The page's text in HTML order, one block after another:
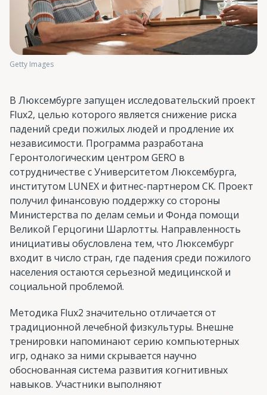
Getty Images
В Люксембурге запущен исследовательский проект
Flux2, целью которого является снижение риска
падений среди пожилых людей и продление их
независимости. Программа разработана
Геронтологическим центром GERO в
сотрудничестве с Университетом Люксембурга,
институтом LUNEX и фитнес-партнером CK. Проект
получил финансовую поддержку со стороны
Министерства по делам семьи и Фонда помощи
Великой Герцогини Шарлотты. Направленность
инициативы обусловлена тем, что Люксембург
входит в число стран, где падения среди пожилого
населения остаются серьезной медицинской и
социальной проблемой.
Методика Flux2 значительно отличается от
традиционной лечебной физкультуры. Внешне
тренировки напоминают серию компьютерных
игр, однако за ними скрывается научно
обоснованная система развития когнитивных
навыков. Участники выполняют